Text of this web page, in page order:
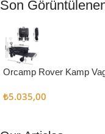
Muftağı
Kampçı
Şefler İçin
Keşfet
Son
Orcamp Rover Kamp
₺5.035,00